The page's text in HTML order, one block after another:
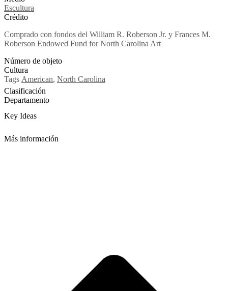
Escultura
Crédito
Comprado con fondos del William R. Roberson Jr. y Frances M.
Roberson Endowed Fund for North Carolina Art
Número de objeto
Cultura
Tags American, North Carolina
Clasificación
Departamento
Key Ideas
Más información